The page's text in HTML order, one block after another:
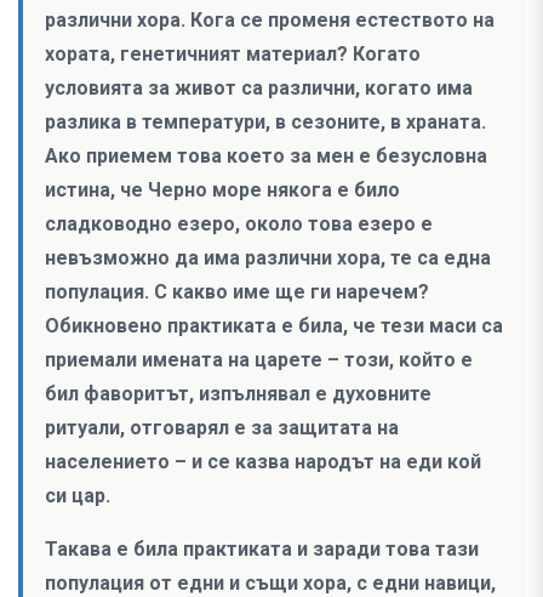
различни хора. Кога се променя естеството на
хората, генетичният материал? Когато
условията за живот са различни, когато има
разлика в температури, в сезоните, в храната.
Ако приемем това което за мен е безусловна
истина, че Черно море някога е било
сладководно езеро, около това езеро е
невъзможно да има различни хора, те са една
популация. С какво име ще ги наречем?
Обикновено практиката е била, че тези маси са
приемали имената на царете – този, който е
бил фаворитът, изпълнявал е духовните
ритуали, отговарял е за защитата на
населението – и се казва народът на еди кой
си цар.
Такава е била практиката и заради това тази
популация от едни и същи хора, с едни навици,